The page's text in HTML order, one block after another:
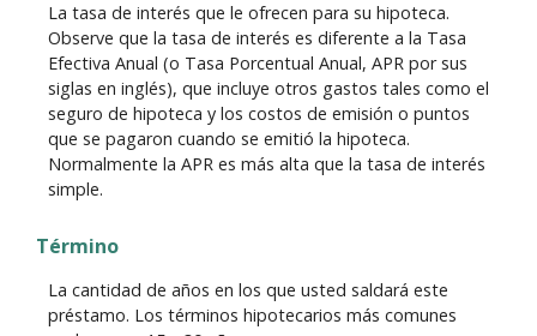
La tasa de interés que le ofrecen para su hipoteca.
Observe que la tasa de interés es diferente a la Tasa
Efectiva Anual (o Tasa Porcentual Anual, APR por sus
siglas en inglés), que incluye otros gastos tales como el
seguro de hipoteca y los costos de emisión o puntos
que se pagaron cuando se emitió la hipoteca.
Normalmente la APR es más alta que la tasa de interés
simple.
Término
La cantidad de años en los que usted saldará este
préstamo. Los términos hipotecarios más comunes